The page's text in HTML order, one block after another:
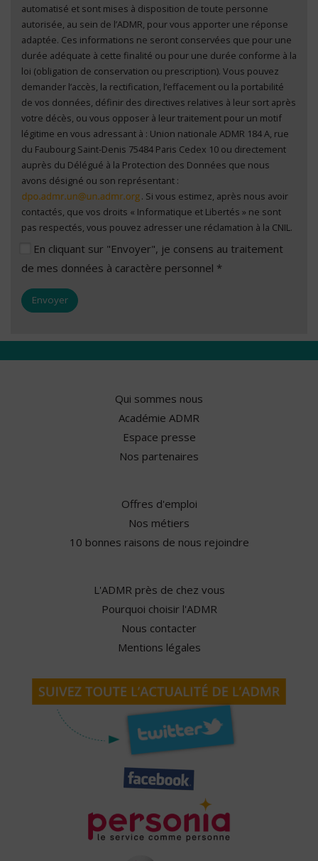
automatisé et sont mises à disposition de toute personne
autorisée, au sein de l’ADMR, pour vous apporter une réponse
adaptée. Ces informations ne seront conservées que pour une
durée adéquate à cette finalité ou pour une durée conforme à la
loi (obligation de conservation ou prescription). Vous pouvez
demander l’accès, la rectification, l’effacement ou la portabilité
de vos données, définir des directives relatives à leur sort après
votre décès, ou vous opposer à leur traitement pour un motif
légitime en vous adressant à : Union nationale ADMR 184 A, rue
du Faubourg Saint-Denis 75484 Paris Cedex 10 ou directement
auprès du Délégué à la Protection des Données que nous
avons désigné ou son représentant :
. Si vous estimez, après nous avoir
contactés, que vos droits « Informatique et Libertés » ne sont
pas respectés, vous pouvez adresser une réclamation à la CNIL.
En cliquant sur "Envoyer", je consens au traitement
de mes données à caractère personnel *
Qui sommes nous
Académie ADMR
Espace presse
Nos partenaires
Offres d'emploi
Nos métiers
10 bonnes raisons de nous rejoindre
L'ADMR près de chez vous
Pourquoi choisir l'ADMR
Nous contacter
Mentions légales